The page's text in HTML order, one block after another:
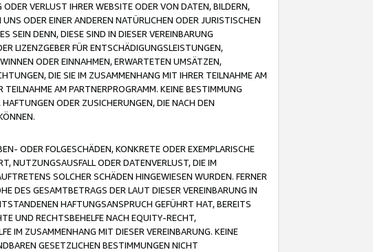
VERLUST IHRER WEBSITE ODER VON DATEN, BILDERN,
ODER EINER ANDEREN NATÜRLICHEN ODER JURISTISCHEN
SEIN DENN, DIESE SIND IN DIESER VEREINBARUNG
LIZENZGEBER FÜR ENTSCHÄDIGUNGSLEISTUNGEN,
ODER EINNAHMEN, ERWARTETEN UMSÄTZEN,
DIE SIE IM ZUSAMMENHANG MIT IHRER TEILNAHME AM
AM PARTNERPROGRAMM. KEINE BESTIMMUNG
ODER ZUSICHERUNGEN, DIE NACH DEN
ODER FOLGESCHÄDEN, KONKRETE ODER EXEMPLARISCHE
NUTZUNGSAUSFALL ODER DATENVERLUST, DIE IM
SOLCHER SCHÄDEN HINGEWIESEN WURDEN. FERNER
DES GESAMTBETRAGS DER LAUT DIESER VEREINBARUNG IN
HAFTUNGSANSPRUCH GEFÜHRT HAT, BEREITS
UND RECHTSBEHELFE NACH EQUITY-RECHT,
IM ZUSAMMENHANG MIT DIESER VEREINBARUNG. KEINE
GESETZLICHEN BESTIMMUNGEN NICHT